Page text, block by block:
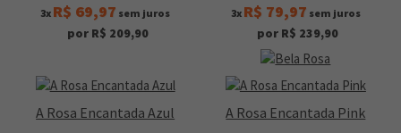
3x R$ 69,97 sem juros
por R$ 209,90
3x R$ 79,97 sem juros
por R$ 239,90
A Rosa Encantada Azul A Rosa Encantada Pink